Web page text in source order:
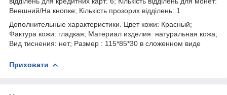
Внешний/На кнопке; Кількість прозорих відділень: 1
Дополнительные характеристики. Цвет кожи: Красный;
Фактура кожи: гладкая; Материал изделия: натуральная кожа;
Вид тиснения: нет; Размер : 115*85*30 в сложенном виде
Приховати